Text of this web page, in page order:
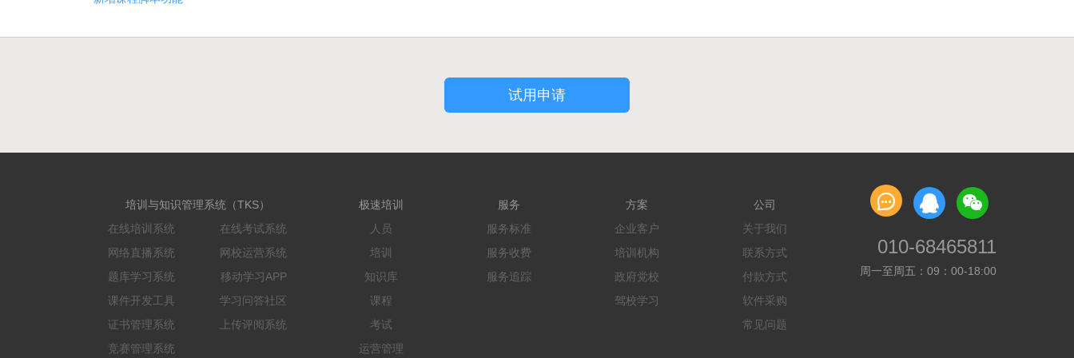
试用申请
培训与知识管理系统（TKS）
在线培训系统
在线考试系统
网络直播系统
网校运营系统
题库学习系统
移动学习APP
课件开发工具
学习问答社区
证书管理系统
上传评阅系统
竞赛管理系统
极速培训
人员
培训
知识库
课程
考试
运营管理
服务
服务标准
服务收费
服务追踪
方案
企业客户
培训机构
政府党校
驾校学习
公司
关于我们
联系方式
付款方式
软件采购
常见问题

010-68465811
周一至周五：09：00-18:00